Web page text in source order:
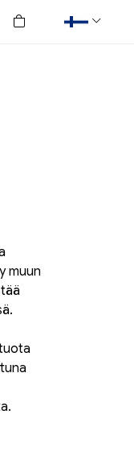
0
tuotetta ostoskorissa
muun